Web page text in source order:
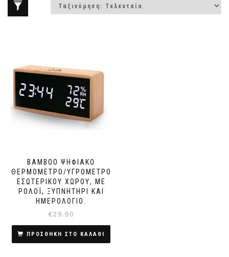
BAMBOO ΨΗΦΙΑΚΌ
ΘΕΡΜΌΜΕΤΡΟ/ΥΓΡΌΜΕΤΡΟ
ΕΣΩΤΕΡΙΚΟΎ ΧΏΡΟΥ, ΜΕ
ΡΟΛΌΙ, ΞΥΠΝΗΤΉΡΙ ΚΑΙ
ΗΜΕΡΟΛΌΓΙΟ.
€29.90
ΠΡΟΣΘΗΚΗ ΣΤΟ ΚΑΛΑΘΙ